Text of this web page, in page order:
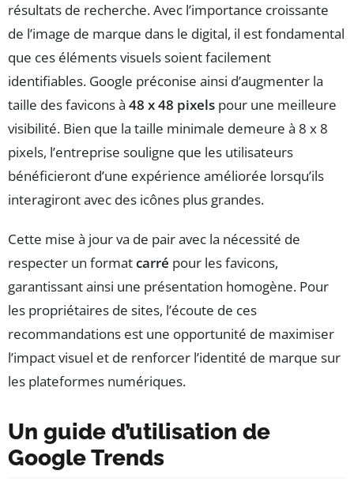
résultats de recherche. Avec l’importance croissante
de l’image de marque dans le digital, il est fondamental
que ces éléments visuels soient facilement
identifiables. Google préconise ainsi d’augmenter la
taille des favicons à 48 x 48 pixels pour une meilleure
visibilité. Bien que la taille minimale demeure à 8 x 8
pixels, l’entreprise souligne que les utilisateurs
bénéficieront d’une expérience améliorée lorsqu’ils
interagiront avec des icônes plus grandes.
Cette mise à jour va de pair avec la nécessité de
respecter un formatcarré pour les favicons,
garantissant ainsi une présentation homogène. Pour
les propriétaires de sites, l’écoute de ces
recommandations est une opportunité de maximiser
l’impact visuel et de renforcer l’identité de marque sur
les plateformes numériques.
Un guide d’utilisation de
Google Trends